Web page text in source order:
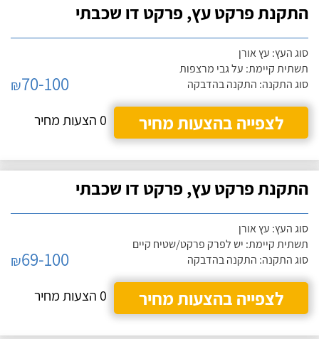
התקנת פרקט עץ, פרקט דו שכבתי
סוג העץ: עץ אורן
תשתית קיימת: על גבי מרצפות
סוג התקנה: התקנה בהדבקה
₪70-100
לצפייה בהצעות מחיר
0 הצעות מחיר
התקנת פרקט עץ, פרקט דו שכבתי
סוג העץ: עץ אורן
תשתית קיימת: יש לפרק פרקט/שטיח קיים
סוג התקנה: התקנה בהדבקה
₪69-100
לצפייה בהצעות מחיר
0 הצעות מחיר